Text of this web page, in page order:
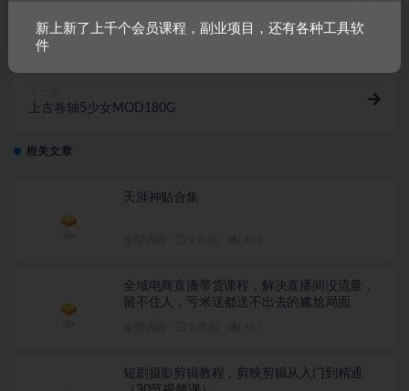
马基埃亚尔的传说/Tales of Maj’Eyal
上古卷轴5少女MOD180G
相关文章
天涯神贴合集
全域电商直播带货课程，解决直播间没流量，
留不住人，亏米送都送不出去的尴尬局面
短剧摄影剪辑教程，剪映剪辑从入门到精通
新上新了上千个会员课程，副业项目，还有各种工具软
件